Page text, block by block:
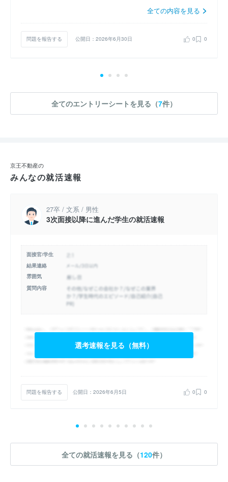
全ての内容を見る
問題を報告する 公開日：2026年6月30日 0 0
全てのエントリーシートを見る（7件）
京王不動産の
みんなの就活速報
27卒 / 文系 / 男性
3次面接以降に進んだ学生の就活速報
面接官/学生
結果連絡
雰囲気
質問内容
選考速報を見る（無料）
問題を報告する 公開日：2026年6月5日 0 0
全ての就活速報を見る（120件）